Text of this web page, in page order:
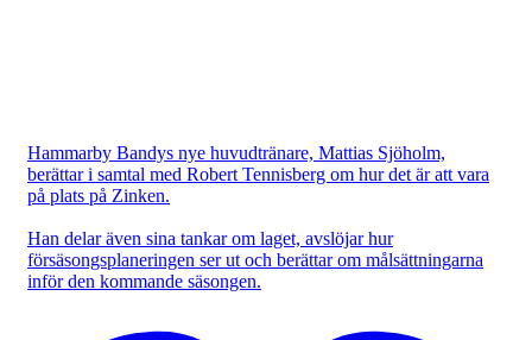
Hammarby Bandys nye huvudtränare, Mattias Sjöholm,
berättar i samtal med Robert Tennisberg om hur det är att vara
på plats på Zinken.
Han delar även sina tankar om laget, avslöjar hur
försäsongsplaneringen ser ut och berättar om målsättningarna
inför den kommande säsongen.